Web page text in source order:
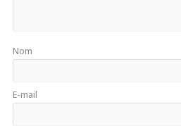
Nom
E-mail